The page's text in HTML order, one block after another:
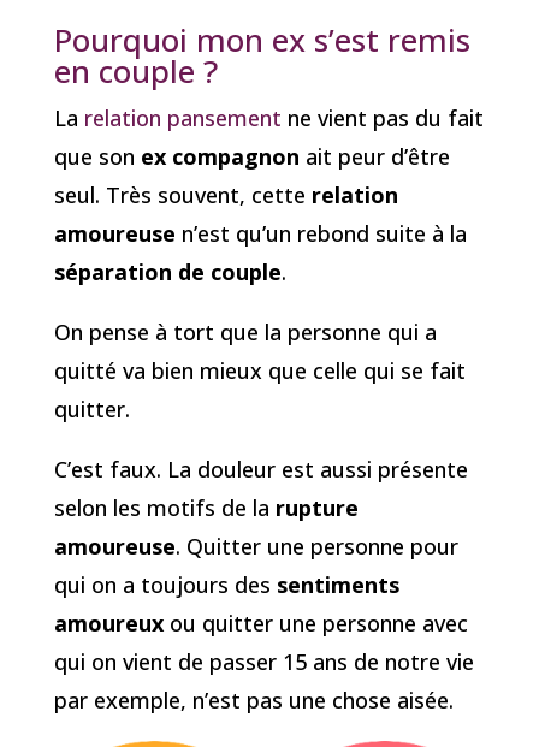
Pourquoi mon ex s’est remis
en couple ?
La relation pansement ne vient pas du fait
que son ex compagnon ait peur d’être
seul. Très souvent, cette relation
amoureuse n’est qu’un rebond suite à la
séparation de couple.
On pense à tort que la personne qui a
quitté va bien mieux que celle qui se fait
quitter.
C’est faux. La douleur est aussi présente
selon les motifs de la rupture
amoureuse. Quitter une personne pour
qui on a toujours des sentiments
amoureuxou quitter une personne avec
qui on vient de passer 15 ans de notre vie
par exemple, n’est pas une chose aisée.